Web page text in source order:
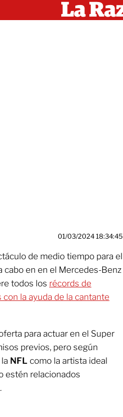
01/03/2024 18:34:45
de medio tiempo para el
cabo en en el Mercedes-Benz
todos los récords de
la ayuda de la cantante
para actuar en el Super
previos, pero según
NFL como la artista ideal
estén relacionados